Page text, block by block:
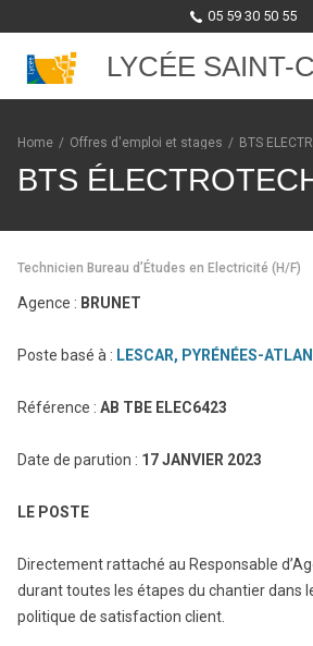
05 59 30 50 55
LYCÉE SAINT-
Skip to content
Home / Offres d'emploi et stages / BTS
BTS
Technicien Bureau d’Études en Electricité (H/F)
Agence : BRUNET
Poste basé à : LESCAR, PYRÉNÉES-
Référence : AB TBE ELEC6423
Date de parution : 17 JANVIER 2023
LE POSTE
Directement rattaché au Responsable
durant toutes les étapes du chantier dans
politique de satisfaction client.